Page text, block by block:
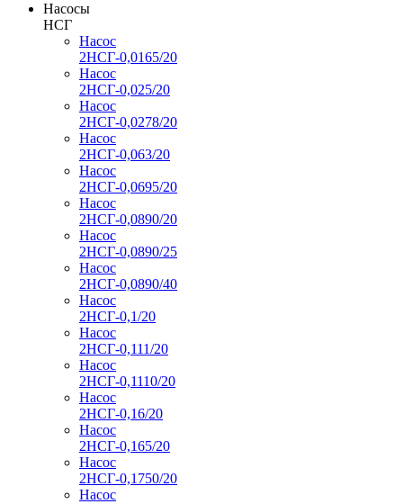
Насосы
НСГ
Насос
2НСГ-0,0165/20
Насос
2НСГ-0,025/20
Насос
2НСГ-0,0278/20
Насос
2НСГ-0,063/20
Насос
2НСГ-0,0695/20
Насос
2НСГ-0,0890/20
Насос
2НСГ-0,0890/25
Насос
2НСГ-0,0890/40
Насос
2НСГ-0,1/20
Насос
2НСГ-0,111/20
Насос
2НСГ-0,1110/20
Насос
2НСГ-0,16/20
Насос
2НСГ-0,165/20
Насос
2НСГ-0,1750/20
Насос